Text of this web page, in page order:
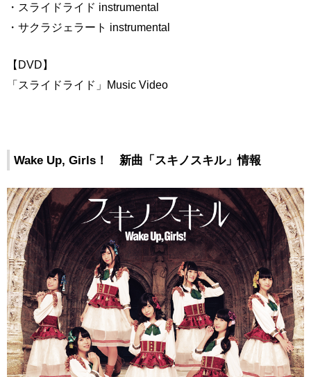
・スライドライド instrumental
・サクラジェラート instrumental
【DVD】
「スライドライド」Music Video
Wake Up, Girls！ 新曲「スキノスキル」情報